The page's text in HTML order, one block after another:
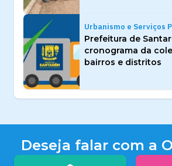
Urbanismo e Serviços
Prefeitura de
cronograma da
bairros e distritos
Deseja falar com a